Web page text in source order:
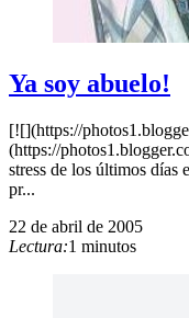
Ya soy abuelo!
[![](https://
(https://
stress de los últimos días
pr...
22 de abril de 2005
Lectura:1 minutos